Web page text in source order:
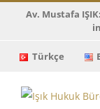
Av. Mustafa
Türkçe